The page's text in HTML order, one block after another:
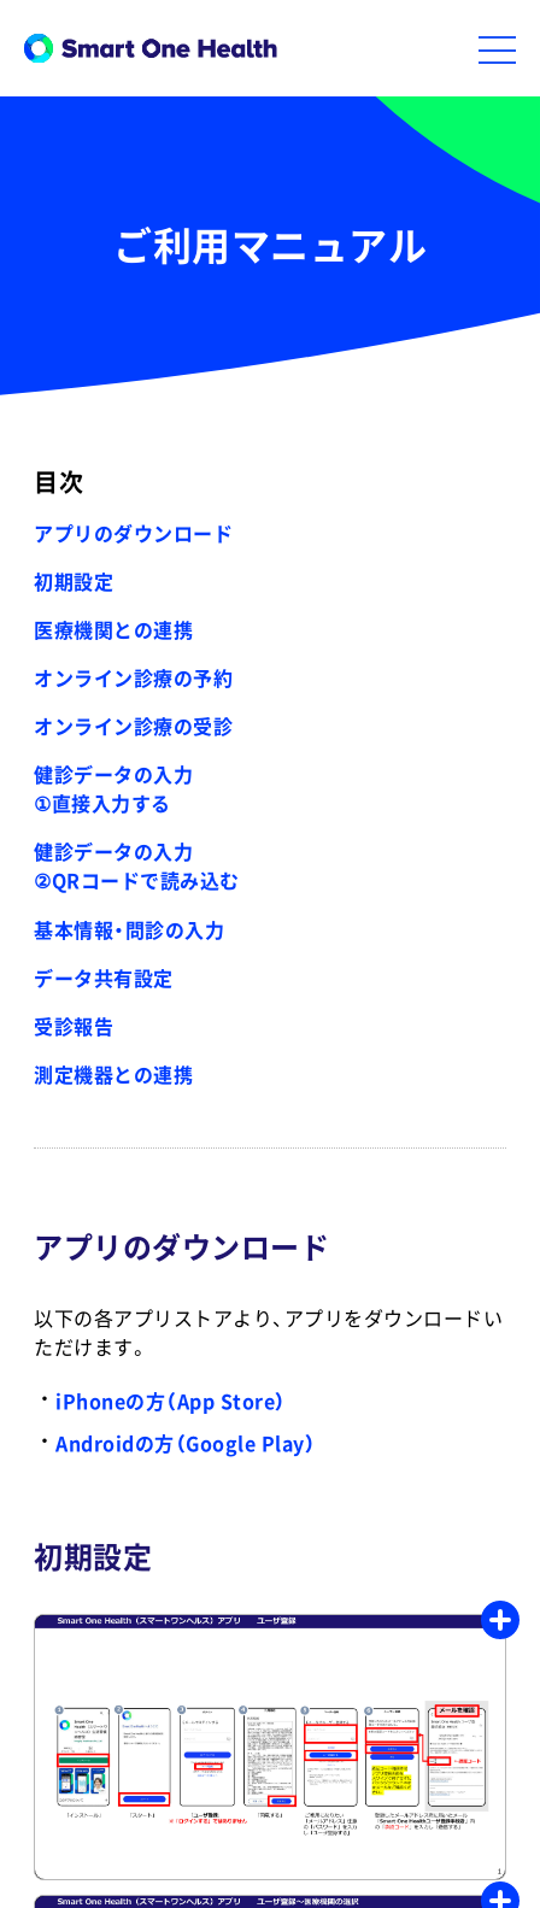
ご利用マニュアル
目次
アプリのダウンロード
初期設定
医療機関との連携
オンライン診療の予約
オンライン診療の受診
健診データの入力
①直接入力する
健診データの入力
②QRコードで読み込む
基本情報・問診の入力
データ共有設定
受診報告
測定機器との連携
アプリのダウンロード
以下の各アプリストアより、アプリをダウンロードい
ただけます。
iPhoneの方（App Store）
Androidの方（Google Play）
初期設定